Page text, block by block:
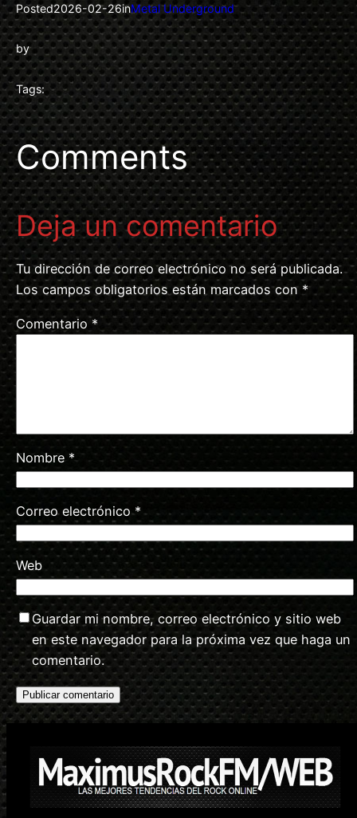
Posted2026-02-26inMetal Underground
by
Tags:
Comments
Deja un comentario
Tu dirección de correo electrónico no será publicada.
Los campos obligatorios están marcados con *
Comentario*
Nombre *
Correo electrónico*
Web
Guardar mi nombre, correo electrónico y sitio web
en este navegador para la próxima vez que haga un
comentario.